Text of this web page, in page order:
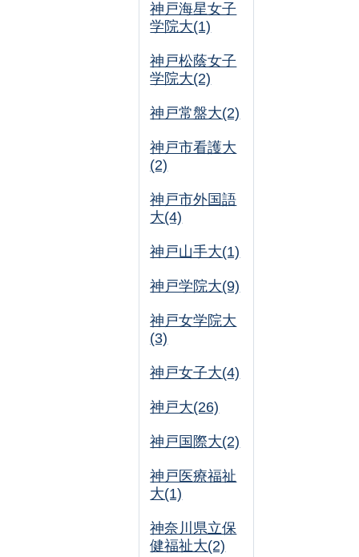
神戸海星女子
学院大(1)
神戸松蔭女子
学院大(2)
神戸常盤大(2)
神戸市看護大
(2)
神戸市外国語
大(4)
神戸山手大(1)
神戸学院大(9)
神戸女学院大
(3)
神戸女子大(4)
神戸大(26)
神戸国際大(2)
神戸医療福祉
大(1)
神奈川県立保
健福祉大(2)